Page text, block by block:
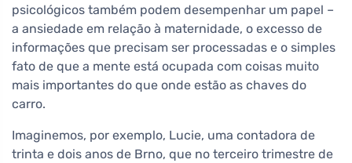
psicológicos também podem desempenhar um papel –
a ansiedade em relação à maternidade, o excesso de
informações que precisam ser processadas e o simples
fato de que a mente está ocupada com coisas muito
mais importantes do que onde estão as chaves do
carro.
Imaginemos, por exemplo, Lucie, uma contadora de
trinta e dois anos de Brno, que no terceiro trimestre de